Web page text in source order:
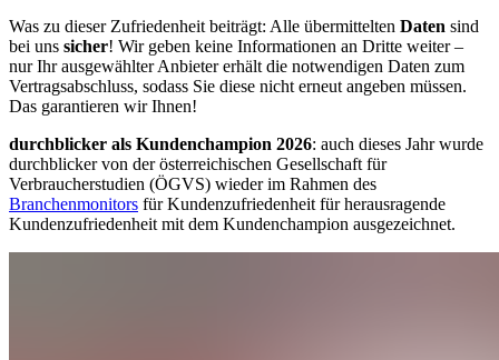
Was zu dieser Zufriedenheit beiträgt: Alle übermittelten Daten sind
bei uns sicher! Wir geben keine Informationen an Dritte weiter –
nur Ihr ausgewählter Anbieter erhält die notwendigen Daten zum
Vertragsabschluss, sodass Sie diese nicht erneut angeben müssen.
Das garantieren wir Ihnen!
durchblicker als Kundenchampion 2026: auch dieses Jahr wurde
durchblicker von der österreichischen Gesellschaft für
Verbraucherstudien (ÖGVS) wieder im Rahmen des
Branchenmonitors für Kundenzufriedenheit für herausragende
Kundenzufriedenheit mit dem Kundenchampion ausgezeichnet.